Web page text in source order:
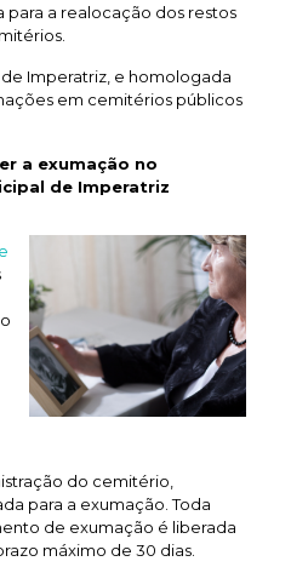
a realocação dos restos
Imperatriz, e homologada
em cemitérios públicos
a exumação no
de Imperatriz
do cemitério,
para a exumação. Toda
de exumação é liberada
máximo de 30 dias.